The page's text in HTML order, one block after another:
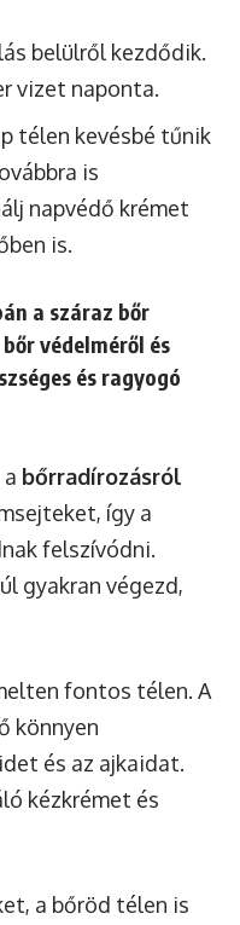
belülről kezdődik.
vizet naponta.
télen kevésbé tűnik
is
napvédő krémet
is.
a száraz bőr
védelméről és
és ragyogó
bőrradírozásról
így a
felszívódni.
gyakran végezd,
fontos télen. A
könnyen
és az ajkaidat.
kézkrémet és
a bőröd télen is